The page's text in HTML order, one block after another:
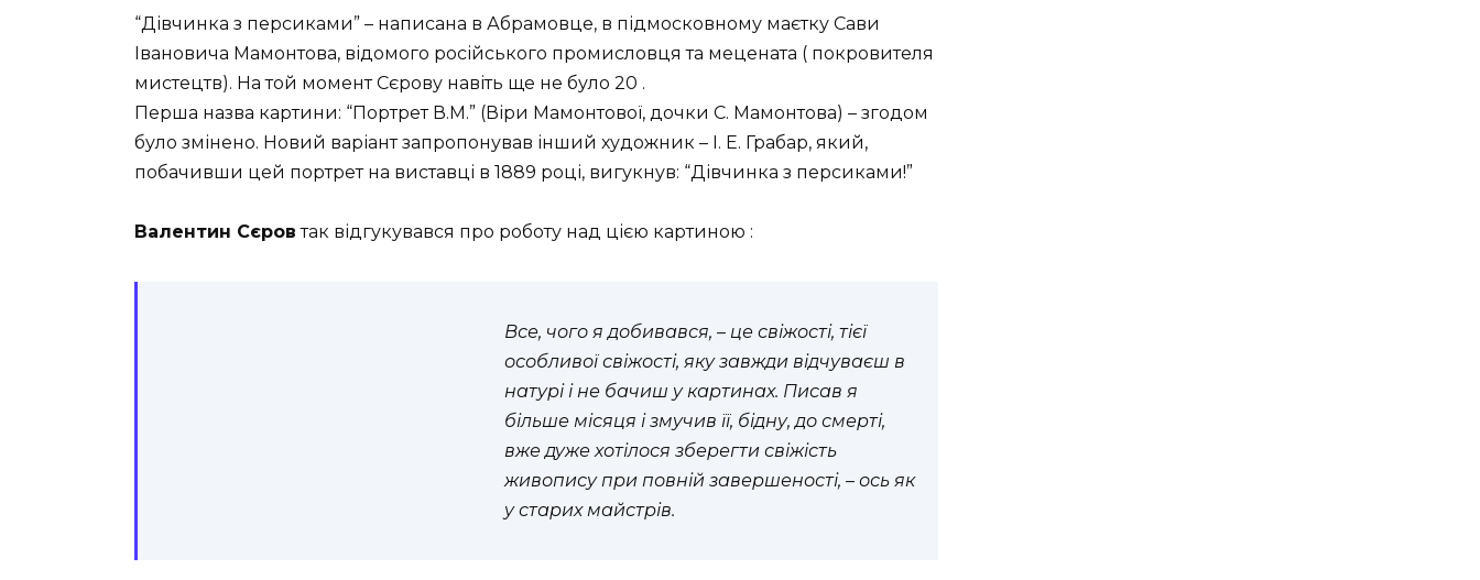
“Дівчинка з персиками” – написана в Абрамовце, в підмосковному маєтку Сави
Івановича Мамонтова, відомого російського промисловця та мецената ( покровителя
мистецтв). На той момент Сєрову навіть ще не було 20 .
Перша назва картини: “Портрет В.М.” (Віри Мамонтової, дочки С. Мамонтова) – згодом
було змінено. Новий варіант запропонував інший художник – І. Е. Грабар, який,
побачивши цей портрет на виставці в 1889 році, вигукнув: “Дівчинка з персиками!”
Валентин Сєров так відгукувався про роботу над цією картиною :
Все, чого я добивався, – це свіжості, тієї
особливої ​​свіжості, яку завжди відчуваєш в
натурі і не бачиш у картинах. Писав я
більше місяця і змучив її, бідну, до смерті,
вже дуже хотілося зберегти свіжість
живопису при повній завершеності, – ось як
у старих майстрів.